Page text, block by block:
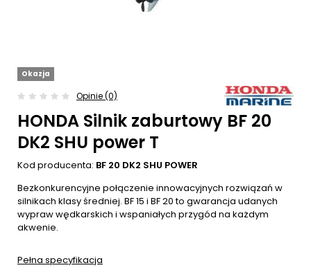
Okazja
Opinie (0)
HONDA Silnik zaburtowy BF 20
DK2 SHU power T
Kod producenta: BF 20 DK2 SHU POWER
Bezkonkurencyjne połączenie innowacyjnych rozwiązań w
silnikach klasy średniej. BF 15 i BF 20 to gwarancja udanych
wypraw wędkarskich i wspaniałych przygód na każdym
akwenie.
Pełna specyfikacja